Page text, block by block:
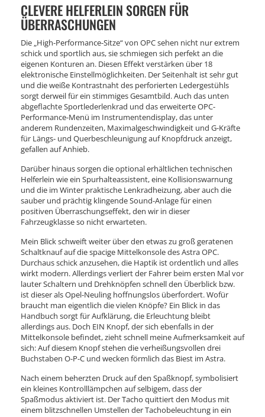
CLEVERE HELFERLEIN SORGEN FÜR
ÜBERRASCHUNGEN
Die „High-Performance-Sitze“ von OPC sehen nicht nur extrem
schick und sportlich aus, sie schmiegen sich perfekt an die
eigenen Konturen an. Diesen Effekt verstärken über 18
elektronische Einstellmöglichkeiten. Der Seitenhalt ist sehr gut
und die weiße Kontrastnaht des perforierten Ledergestühls
sorgt derweil für ein stimmiges Gesamtbild. Auch das unten
abgeflachte Sportlederlenkrad und das erweiterte OPC-
Performance-Menü im Instrumentendisplay, das unter
anderem Rundenzeiten, Maximalgeschwindigkeit und G-Kräfte
für Längs- und Querbeschleunigung auf Knopfdruck anzeigt,
gefallen auf Anhieb.
Darüber hinaus sorgen die optional erhältlichen technischen
Helferlein wie ein Spurhalteassistent, eine Kollisionswarnung
und die im Winter praktische Lenkradheizung, aber auch die
sauber und prächtig klingende Sound-Anlage für einen
positiven Überraschungseffekt, den wir in dieser
Fahrzeugklasse so nicht erwarteten.
Mein Blick schweift weiter über den etwas zu groß geratenen
Schaltknauf auf die spacige Mittelkonsole des Astra OPC.
Durchaus schick anzusehen, die Haptik ist ordentlich und alles
wirkt modern. Allerdings verliert der Fahrer beim ersten Mal vor
lauter Schaltern und Drehknöpfen schnell den Überblick bzw.
ist dieser als Opel-Neuling hoffnungslos überfordert. Wofür
braucht man eigentlich die vielen Knöpfe? Ein Blick in das
Handbuch sorgt für Aufklärung, die Erleuchtung bleibt
allerdings aus. Doch EIN Knopf, der sich ebenfalls in der
Mittelkonsole befindet, zieht schnell meine Aufmerksamkeit auf
sich: Auf diesem Knopf stehen die verheißungsvollen drei
Buchstaben O-P-C und wecken förmlich das Biest im Astra.
Nach einem beherzten Druck auf den Spaßknopf, symbolisiert
ein kleines Kontrolllämpchen auf selbigem, dass der
Spaßmodus aktiviert ist. Der Tacho quittiert den Modus mit
einem blitzschnellen Umstellen der Tachobeleuchtung in ein